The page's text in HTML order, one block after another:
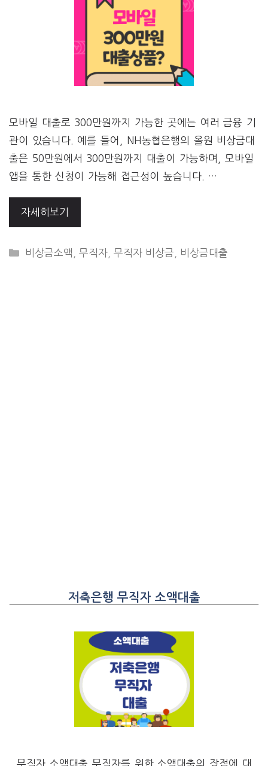
모바일 대출로 300만원까지 가능한 곳에는 여러 금융 기
관이 있습니다. 예를 들어, NH농협은행의 올원 비상금대
출은 50만원에서 300만원까지 대출이 가능하며, 모바일
앱을 통한 신청이 가능해 접근성이 높습니다. …
자세히보기
CATEGORIES
비상금소액 ,무직자 ,무직자 비상금 비상금대출
저축은행 무직자 소액대출
무직자 소액대출 무직자를 위한 소액대출의 장점에 대